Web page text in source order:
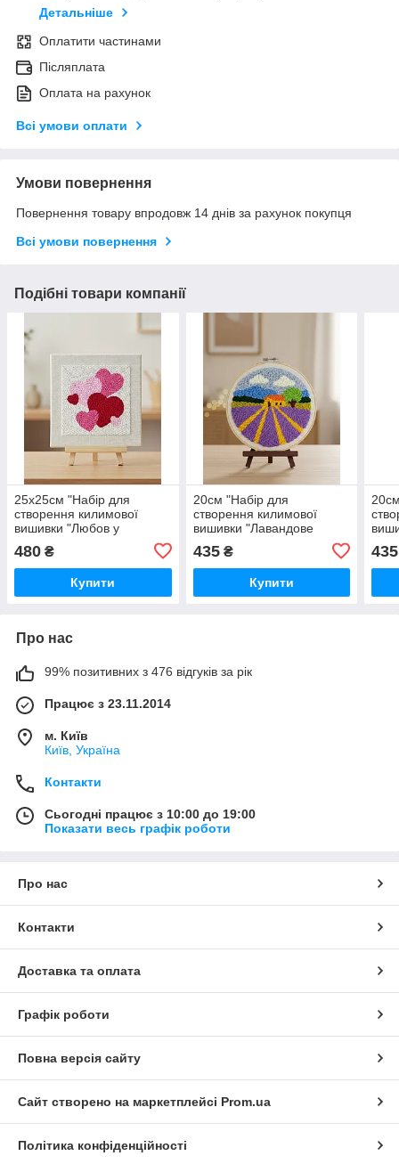
Детальніше
Оплатити частинами
Післяплата
Оплата на рахунок
Всі умови оплати
Умови повернення
Повернення товару впродовж 14 днів за рахунок покупця
Всі умови повернення
Подібні товари компанії
25x25см "Набір для
створення килимової
вишивки "Любов у
480 ₴
Купити
20см "Набір для
створення килимової
вишивки "Лавандове
435₴
Купити
435
Про нас
99% позитивних з 476 відгуків за рік
Працює з 23.11.2014
м. Київ
Київ, Україна
Контакти
Сьогодні працює з 10:00 до 19:00
Показати весь графік роботи
Про нас
Контакти
Доставка та оплата
Графік роботи
Повна версія сайту
Сайт створено на маркетплейсі Prom.ua
Політика конфіденційності